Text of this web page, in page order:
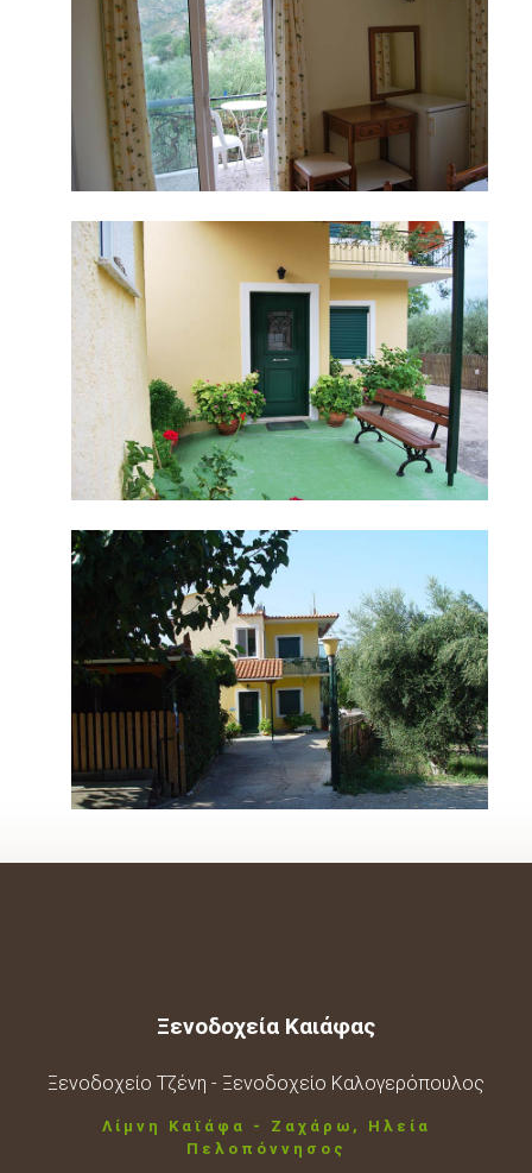
Ξενοδοχεία Καιάφας
Ξενοδοχείο Τζένη - Ξενοδοχείο Καλογερόπουλος
Λίμνη Καϊάφα - Ζαχάρω, Ηλεία
Πελοπόννησος